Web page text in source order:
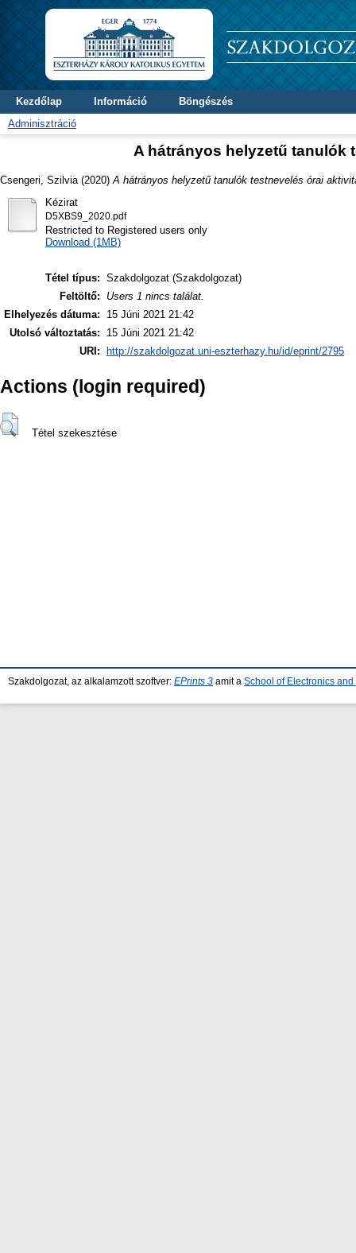
Kezdőlap Információ
Böngészés
Adminisztráció
A hátrányos helyzetű tanulók
Csengeri, Szilvia (2020) A hátrányos helyzetű tanulók testnevelés órai
Kézirat
D5XBS9_2020.pdf
Restricted to Registered users only
Download (1MB)
Tétel típus: Szakdolgozat (Szakdolgozat)
Feltöltő:
Users 1 nincs találat.
Elhelyezés dátuma:
15 Júni 2021 21:42
Utolsó változtatás:
15 Júni 2021 21:42
URI:
http://szakdolgozat.uni-eszterhazy.hu/id/eprint/2795
Actions (login required)
Tétel szekesztése
Szakdolgozat, az alkalamzott szoftver: EPrints 3 amit a School of Electronics